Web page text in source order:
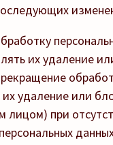
их удаление
удаление или
лицом) при